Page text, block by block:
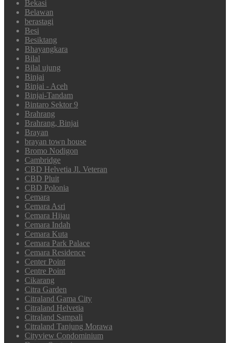
Bekasi
Belawan
berastagi
Besi
Besiktang
Bhayangkara
Bilal
Bilal ujung
Binjai
Binjai - Aceh
Binjai-Tandam
Bintaro Sektor 9
Brahrang
Brahrang, Binjai
Brayan
brayan town house
Bromo Nodigon
Cambridge
CBD Helvetia Jl. Veteran
CBD Pluit
CBD Polonia
Cemara
Cemara Asri
Cemara Hijau
Cemara Indah
Cemara Kuta
Cemara Park Palace
Cemara Residence
Center Point
Centre Point
Cikarang
Citra Garden
Citraland Gama City
Citraland Helvetia
Citraland Sampali
Citraland Tanjung Morawa
Cityview Condominium